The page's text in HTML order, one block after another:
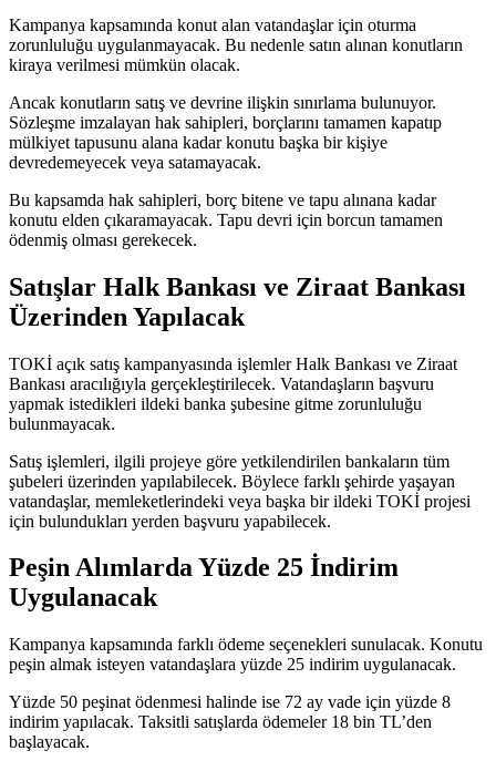
Kampanya kapsamında konut alan vatandaşlar için oturma
zorunluluğu uygulanmayacak. Bu nedenle satın alınan konutların
kiraya verilmesi mümkün olacak.
Ancak konutların satış ve devrine ilişkin sınırlama bulunuyor.
Sözleşme imzalayan hak sahipleri, borçlarını tamamen kapatıp
mülkiyet tapusunu alana kadar konutu başka bir kişiye
devredemeyecek veya satamayacak.
Bu kapsamda hak sahipleri, borç bitene ve tapu alınana kadar
konutu elden çıkaramayacak. Tapu devri için borcun tamamen
ödenmiş olması gerekecek.
Satışlar Halk Bankası ve Ziraat Bankası
Üzerinden Yapılacak
TOKİ açık satış kampanyasında işlemler Halk Bankası ve Ziraat
Bankası aracılığıyla gerçekleştirilecek. Vatandaşların başvuru
yapmak istedikleri ildeki banka şubesine gitme zorunluluğu
bulunmayacak.
Satış işlemleri, ilgili projeye göre yetkilendirilen bankaların tüm
şubeleri üzerinden yapılabilecek. Böylece farklı şehirde yaşayan
vatandaşlar, memleketlerindeki veya başka bir ildeki TOKİ projesi
için bulundukları yerden başvuru yapabilecek.
Peşin Alımlarda Yüzde 25 İndirim
Uygulanacak
Kampanya kapsamında farklı ödeme seçenekleri sunulacak. Konutu
peşin almak isteyen vatandaşlara yüzde 25 indirim uygulanacak.
Yüzde 50 peşinat ödenmesi halinde ise 72 ay vade için yüzde 8
indirim yapılacak. Taksitli satışlarda ödemeler 18 bin TL’den
başlayacak.